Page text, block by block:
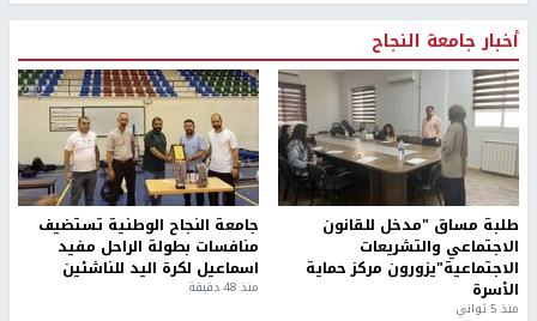
أخبار جامعة النجاح
طلبة مساق "مدخل للقانون
الاجتماعي والتشريعات
الاجتماعية"يزورون مركز حماية
الأسرة
منذ 5 ثواني
جامعة النجاح الوطنية تستضيف
منافسات بطولة الراحل مفيد
اسماعيل لكرة اليد للناشئين
منذ 48 دقيقة